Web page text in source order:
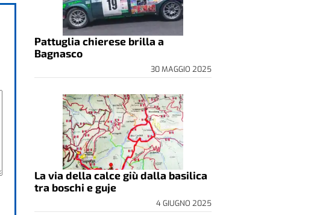
Pattuglia chierese brilla a
Bagnasco
30 MAGGIO 2025
La via della calce giù dalla basilica
tra boschi e guje
4 GIUGNO 2025